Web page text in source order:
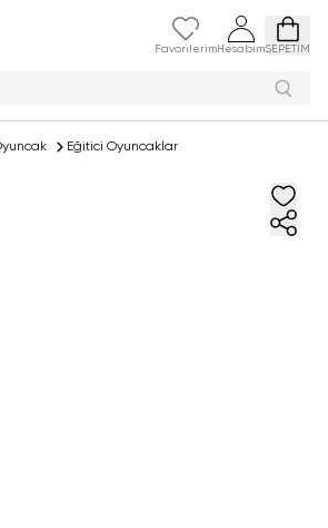
Favorilerim HesabımSEPETİM
Eğitici Oyuncaklar